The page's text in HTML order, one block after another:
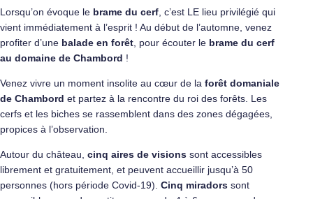
Lorsqu’on évoque le brame du cerf , c’est LE lieu privilégié qui
vient immédiatement à l’esprit ! Au début de l’automne, venez
profiter d’une balade en forêt , pour écouter le brame du cerf
au domaine de Chambord !
Venez vivre un moment insolite au cœur de la forêt domaniale
de Chambord et partez à la rencontre du roi des forêts. Les
cerfs et les biches se rassemblent dans des zones dégagées,
propices à l’observation.
Autour du château, cinq aires de visions sont accessibles
librement et gratuitement, et peuvent accueillir jusqu’à 50
personnes (hors période Covid-19). Cinq miradors sont